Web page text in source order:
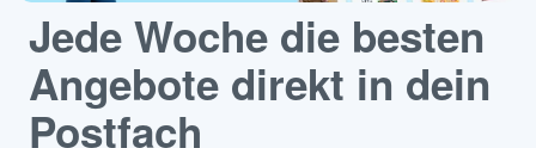
Jede Woche die besten
Angebote direkt in dein
Postfach